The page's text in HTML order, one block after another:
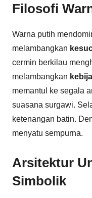
Filosofi
Warna putih
melambangkan
cermin berkilau
melambangkan
memantul ke segala
suasana surgawi.
ketenangan batin.
menyatu sempurna.
Arsitektur
Simbolik